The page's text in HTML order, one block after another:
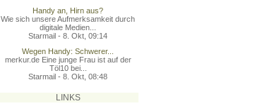
Handy an, Hirn aus?
Wie sich unsere Aufmerksamkeit durch
digitale Medien...
Starmail - 8. Okt, 09:14
Wegen Handy: Schwerer...
merkur.de Eine junge Frau ist auf der
Töl10 bei...
Starmail - 8. Okt, 08:48
LINKS